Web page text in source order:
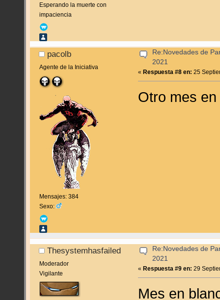
Esperando la muerte con
impaciencia
pacolb
Agente de la Iniciativa
Mensajes: 384
Sexo:
Re:Novedades de
2021
« Respuesta #8 en: 25
Otro mes
Thesystemhasfailed
Moderador
Vigilante
Re:Novedades de
2021
« Respuesta #9 en: 29
Mes en